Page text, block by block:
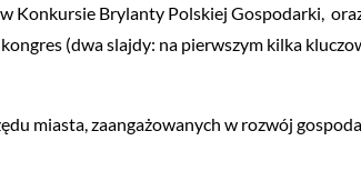
Konkursie Brylanty Polskiej Gospodarki,
(dwa slajdy: na pierwszym kilka
miasta, zaangażowanych w rozwój